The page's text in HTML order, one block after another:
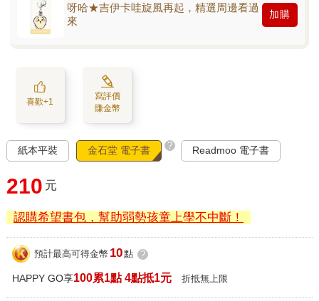
呀哈★吉伊卡哇旋風再起，精選周邊看過
來
加購
喜歡+1
寫評價
賺金幣
紙本平裝 金石堂 電子書 ? Readmoo 電子書
210 元
認購希望書包，幫助弱勢孩童上學不中斷！
預計最高可得金幣 10點 ?
HAPPY GO享100累1點 4點抵1元 折抵無上限